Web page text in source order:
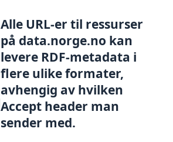
Alle URL-er til ressurser
på data.norge.no kan
levere RDF-metadata i
flere ulike formater,
avhengig av hvilken
Accept header man
sender med.